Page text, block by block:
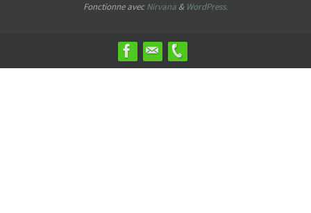
Fonctionne avecNirvana & WordPress.